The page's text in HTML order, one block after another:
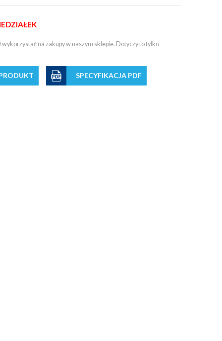
na zakupy w naszym sklepie. Dotyczy to tylko
SPECYFIKACJA PDF